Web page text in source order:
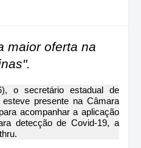
maior oferta na
o secretário estadual de
presente na Câmara
acompanhar a aplicação
detecção de Covid-19, a